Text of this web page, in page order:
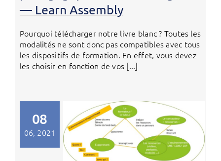
— Learn Assembly
Pourquoi télécharger notre livre blanc ? Toutes les
modalités ne sont donc pas compatibles avec tous
les dispositifs de formation. En effet, vous devez
les choisir en fonction de vos [...]
08
06, 2021